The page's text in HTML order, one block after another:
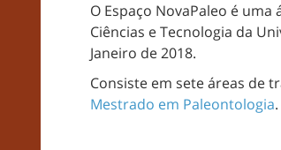
O Espaço NovaPaleo é
Ciências e Tecnologia da
Janeiro de 2018.
Consiste em sete áreas de
Mestrado em Paleontologia.